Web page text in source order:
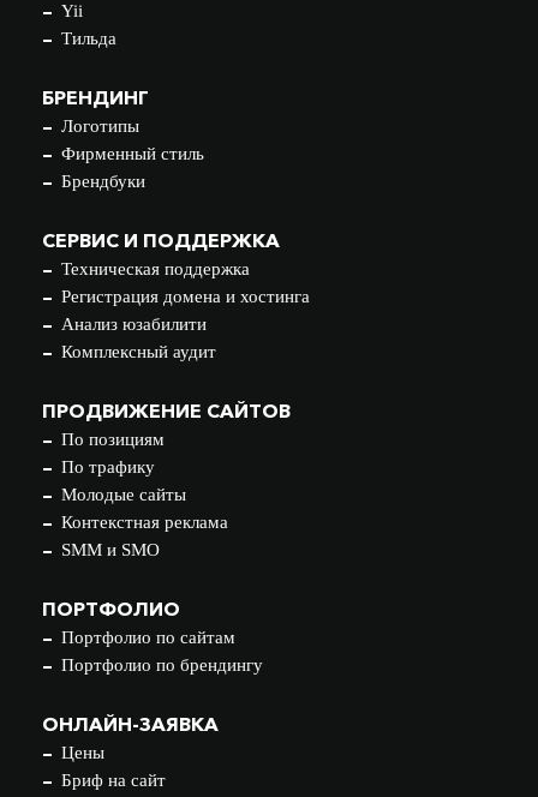
Yii
Тильда
БРЕНДИНГ
Логотипы
Фирменный стиль
Брендбуки
СЕРВИС И ПОДДЕРЖКА
Техническая поддержка
Регистрация домена и хостинга
Анализ юзабилити
Комплексный аудит
ПРОДВИЖЕНИЕ САЙТОВ
По позициям
По трафику
Молодые сайты
Контекстная реклама
SMM и SMO
ПОРТФОЛИО
Портфолио по сайтам
Портфолио по брендингу
ОНЛАЙН-ЗАЯВКА
Цены
Бриф на сайт